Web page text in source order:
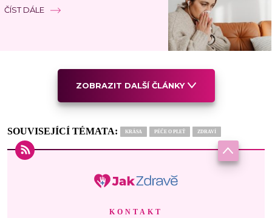
ČÍST DÁLE
ZOBRAZIT DALŠÍ ČLÁNKY
SOUVISEJÍCÍ TÉMATA: KRÁSA PÉČE O PLEŤ ZDRAVÍ
KONTAKT